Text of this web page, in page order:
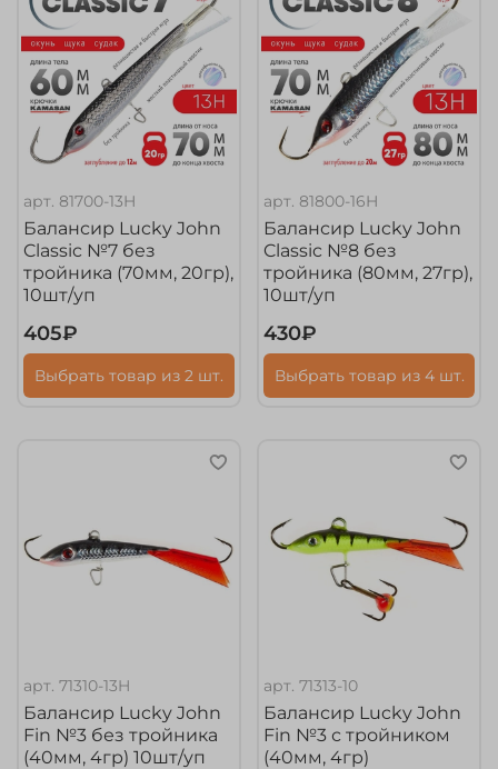
арт. 81700-13H
Балансир Lucky John
Classic №7 без
тройника (70мм, 20гр),
10шт/уп
405₽
Выбрать товар из 2 шт.
арт. 81800-16H
Балансир Lucky John
Classic №8 без
тройника (80мм, 27гр),
10шт/уп
430₽
Выбрать товар из 4 шт.
арт.71310-13H
Балансир Lucky John
Fin №3 без тройника
(40мм, 4гр) 10шт/уп
арт.71313-10
Балансир Lucky John
Fin №3 с тройником
(40мм, 4гр)